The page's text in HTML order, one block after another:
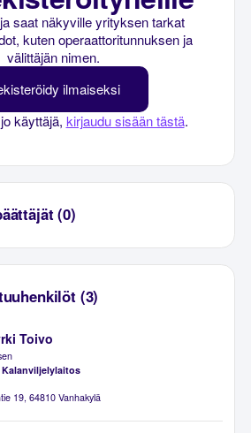
saat näkyville yrityksen tarkat
kuten operaattoritunnuksen ja
välittäjän nimen.
ilmaiseksi
käyttäjä, kirjaudu sisään tästä.
(0)
(3)
Toivo
19, 64810 Vanhakylä